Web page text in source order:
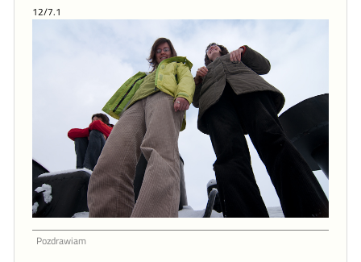
12/7.1
Pozdrawiam